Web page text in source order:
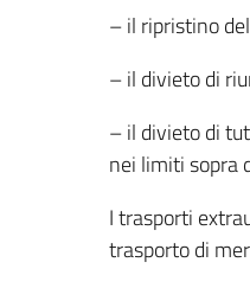
– il ripristino
– il divieto di
– il divieto di
nei limiti sopra
I trasporti
trasporto di